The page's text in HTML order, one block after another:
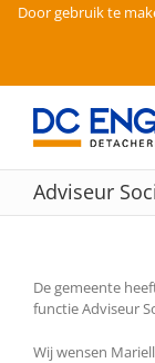
Door gebruik te
Ga
inhoud
Adviseur
De gemeente
functie Adviseur
Wij wensen